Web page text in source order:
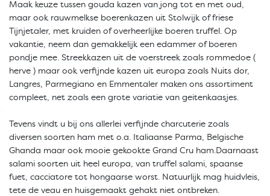
Maak keuze tussen gouda kazen van jong tot en met oud,
maar ook rauwmelkse boerenkazen uit Stolwijk of friese
Tijnjetaler, met kruiden of overheerlijke boeren truffel. Op
vakantie, neem dan gemakkelijk een edammer of boeren
pondje mee. Streekkazen uit de voerstreek zoals rommedoe (
herve ) maar ook verfijnde kazen uit europa zoals Nuits dor,
Langres, Parmegiano en Emmentaler maken ons assortiment
compleet, net zoals een grote variatie van geitenkaasjes.
Tevens vindt u bij ons allerlei verfijnde charcuterie zoals
diversen soorten ham met o.a. Italiaanse Parma, Belgische
Ghanda maar ook mooie gekookte Grand Cru ham.Daarnaast
salami soorten uit heel europa, van truffel salami, spaanse
fuet, cacciatore tot hongaarse worst. Natuurlijk mag huidvleis,
tete de veau en huisgemaakt gehakt niet ontbreken.